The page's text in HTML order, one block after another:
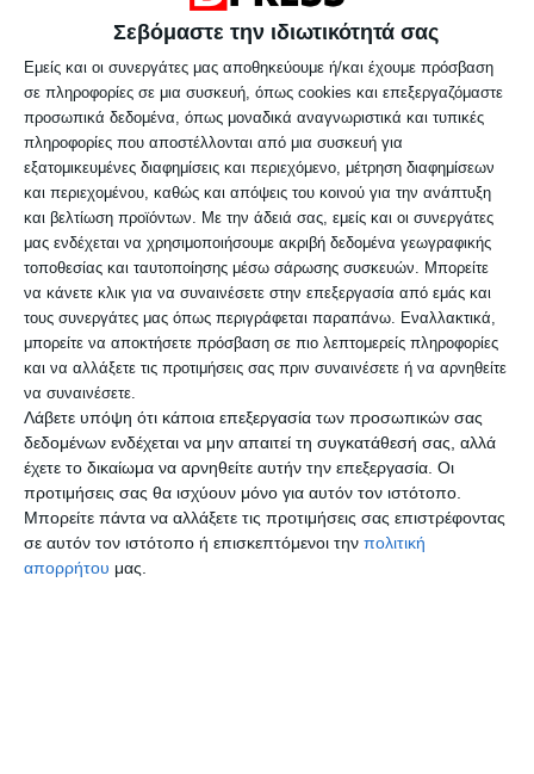
Σεβόμαστε την ιδιωτικότητά σας
Εμείς και οι συνεργάτες μας αποθηκεύουμε ή/και έχουμε πρόσβαση
σε πληροφορίες σε μια συσκευή, όπως cookies και επεξεργαζόμαστε
προσωπικά δεδομένα, όπως μοναδικά αναγνωριστικά και τυπικές
πληροφορίες που αποστέλλονται από μια συσκευή για
εξατομικευμένες διαφημίσεις και περιεχόμενο, μέτρηση διαφημίσεων
και περιεχομένου, καθώς και απόψεις του κοινού για την ανάπτυξη
και βελτίωση προϊόντων.
Με την άδειά σας, εμείς και οι συνεργάτες
μας ενδέχεται να χρησιμοποιήσουμε ακριβή δεδομένα γεωγραφικής
τοποθεσίας και ταυτοποίησης μέσω σάρωσης συσκευών. Μπορείτε
να κάνετε κλικ για να συναινέσετε στην επεξεργασία από εμάς και
τους συνεργάτες μας όπως περιγράφεται παραπάνω. Εναλλακτικά,
μπορείτε να αποκτήσετε πρόσβαση σε πιο λεπτομερείς πληροφορίες
και να αλλάξετε τις προτιμήσεις σας πριν συναινέσετε ή να αρνηθείτε
να συναινέσετε.
Λάβετε υπόψη ότι κάποια επεξεργασία των προσωπικών σας
δεδομένων ενδέχεται να μην απαιτεί τη συγκατάθεσή σας, αλλά
έχετε το δικαίωμα να αρνηθείτε αυτήν την επεξεργασία. Οι
προτιμήσεις σας θα ισχύουν μόνο για αυτόν τον ιστότοπο.
Μπορείτε πάντα να αλλάξετε τις προτιμήσεις σας επιστρέφοντας
σε αυτόν τον ιστότοπο ή επισκεπτόμενοι την πολιτική
απορρήτου μας.
μάθημα Γενικής Παιδείας και στη
συνέχεια, την Πέμπτη 4 Ιουνίου και το
Σάββατο 6 Ιουνίου θα εξεταστούν σε
μαθήματα ειδικότητας.
Όσον αφορά τους υποψηφίους των ΓΕΛ,
από αυτή την εβδομάδα θα εξετάζονται
σε μαθήματα Προσανατολισμού: Την
Τετάρτη 3 Ιουνίου 2026 θα εξεταστούν στα
Αρχαία Ελληνικά (Ομάδα
Προσανατολισμού Ανθρωπιστικών
Σπουδών), τα Μαθηματικά (Ο.Π. Θετικών
Σπουδών και Σπουδών Οικονομίας και
Πληροφορικής) και τη Βιολογία (Ο.Π.
Σπουδών Υγείας). Την Παρασκευή 5 Ιουνίου
θα εξεταστούν στα Λατινικά (Ο.Π.